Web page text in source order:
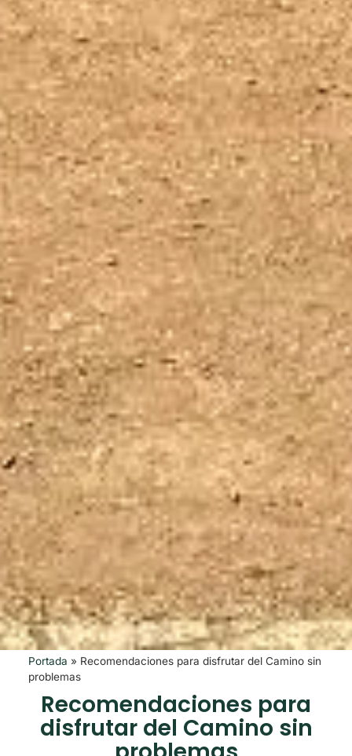
Portada » Recomendaciones para disfrutar del Camino sin
problemas
Recomendaciones para
disfrutar del Camino sin